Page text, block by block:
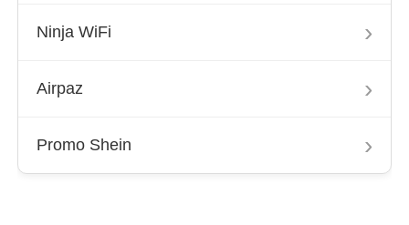
Ninja WiFi ›
Airpaz ›
Promo Shein ›